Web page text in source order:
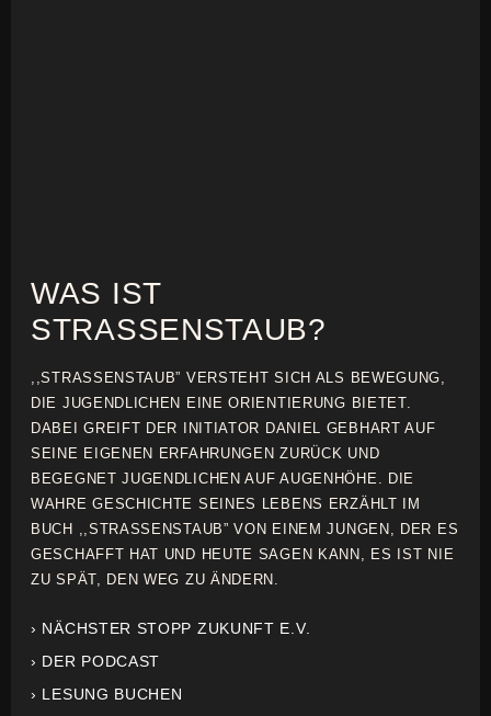
WAS IST
STRASSENSTAUB?
,,STRASSENSTAUB” VERSTEHT SICH ALS BEWEGUNG,
DIE JUGENDLICHEN EINE ORIENTIERUNG BIETET.
DABEI GREIFT DER INITIATOR DANIEL GEBHART AUF
SEINE EIGENEN ERFAHRUNGEN ZURÜCK UND
BEGEGNET JUGENDLICHEN AUF AUGENHÖHE. DIE
WAHRE GESCHICHTE SEINES LEBENS ERZÄHLT IM
BUCH ,,STRASSENSTAUB” VON EINEM JUNGEN, DER ES
GESCHAFFT HAT UND HEUTE SAGEN KANN, ES IST NIE
ZU SPÄT, DEN WEG ZU ÄNDERN.
› NÄCHSTER STOPP ZUKUNFT E.V.
› DER PODCAST
› LESUNG BUCHEN